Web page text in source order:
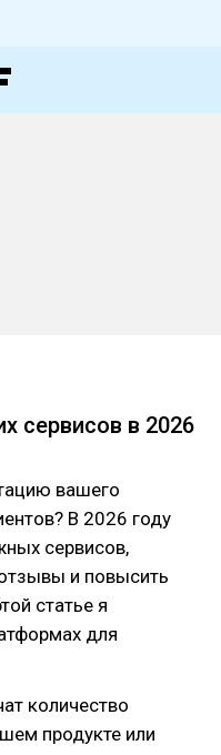
сервисов в 2026
вашего
В 2026 году
сервисов,
и повысить
статье я
для
количество
продукте или